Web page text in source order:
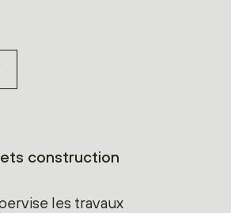
construction
les travaux